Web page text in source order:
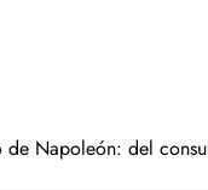
de Napoleón: del